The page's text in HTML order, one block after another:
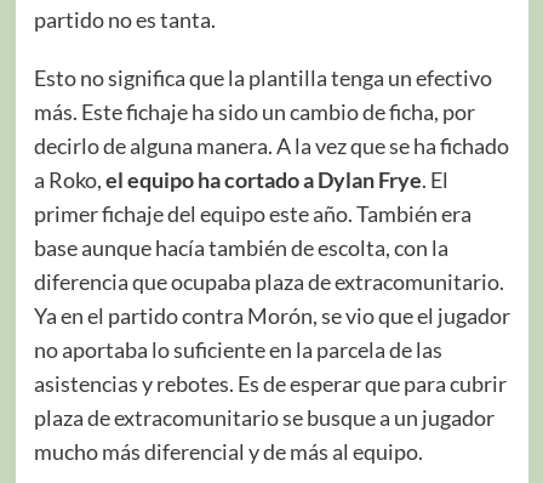
partido no es tanta.
Esto no significa que la plantilla tenga un efectivo
más. Este fichaje ha sido un cambio de ficha, por
decirlo de alguna manera. A la vez que se ha fichado
a Roko,el equipo ha cortado a Dylan Frye. El
primer fichaje del equipo este año. También era
base aunque hacía también de escolta, con la
diferencia que ocupaba plaza de extracomunitario.
Ya en el partido contra Morón, se vio que el jugador
no aportaba lo suficiente en la parcela de las
asistencias y rebotes. Es de esperar que para cubrir
plaza de extracomunitario se busque a un jugador
mucho más diferencial y de más al equipo.